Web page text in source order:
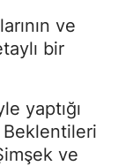
ve
bir
yaptığı
ve